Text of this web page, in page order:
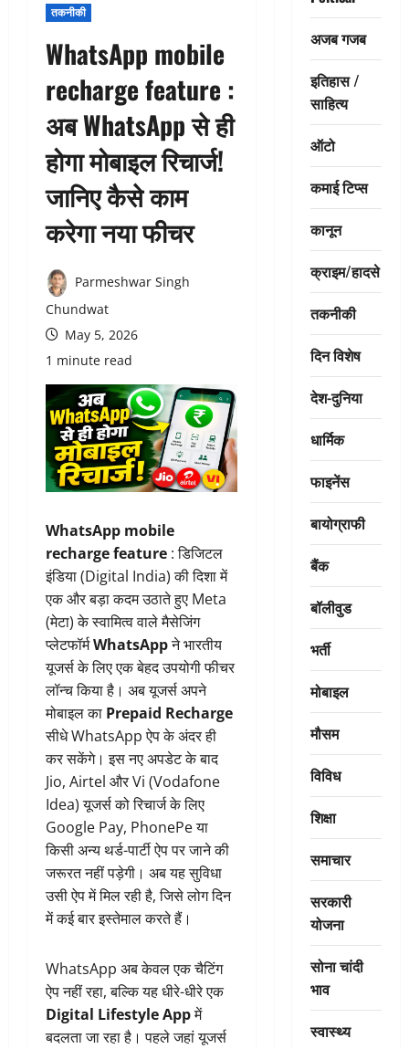
तकनीकी
WhatsApp mobile
recharge feature :
अब WhatsApp से ही
होगा मोबाइल रिचार्ज!
जानिए कैसे काम
करेगा नया फीचर
Parmeshwar Singh
Chundwat
May 5, 2026
1 minute read
WhatsApp mobile
recharge feature : डिजिटल
इंडिया (Digital India) की दिशा में
एक और बड़ा कदम उठाते हुए Meta
(मेटा) के स्वामित्व वाले मैसेजिंग
प्लेटफॉर्मWhatsAppने भारतीय
यूजर्स के लिए एक बेहद उपयोगी फीचर
लॉन्च किया है। अब यूजर्स अपने
मोबाइल का Prepaid Recharge
सीधे WhatsApp ऐप के अंदर ही
कर सकेंगे। इस नए अपडेट के बाद
Jio, Airtel और Vi (Vodafone
Idea) यूजर्स को रिचार्ज के लिए
Google Pay, PhonePe या
किसी अन्य थर्ड-पार्टी ऐप पर जाने की
जरूरत नहीं पड़ेगी। अब यह सुविधा
उसी ऐप में मिल रही है, जिसे लोग दिन
में कई बार इस्तेमाल करते हैं।
WhatsApp अब केवल एक चैटिंग
ऐप नहीं रहा, बल्कि यह धीरे-धीरे एक
Digital Lifestyle Appमें
बदलता जा रहा है। पहले जहां यूजर्स
अजब गजब
इतिहास /
साहित्य
ऑटो
कमाई टिप्स
कानून
क्राइम/हादसे
तकनीकी
दिन विशेष
देश-दुनिया
धार्मिक
फाइनेंस
बायोग्राफी
बैंक
बॉलीवुड
भर्ती
मोबाइल
मौसम
विविध
शिक्षा
समाचार
सरकारी
योजना
सोना चांदी
भाव
स्वास्थ्य